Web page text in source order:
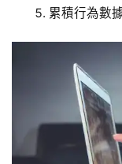
累積行為數